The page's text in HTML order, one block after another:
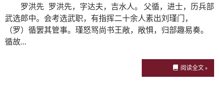
罗洪先 罗洪先，字达夫，吉水人。 父循，进士，历兵部
武选郎中。会考选武职，有指挥二十余人素出刘瑾门，
（罗）循罢其管事。瑾怒骂尚书王敞，敞惧，归部趣易奏。
循故…
阅读全文 »